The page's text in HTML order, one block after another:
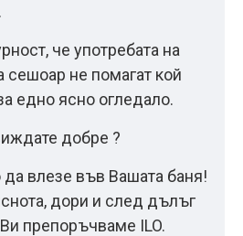
че употребата на
сешоар не помагат кой
едно ясно огледало.
добре ?
влезе във Вашата баня!
дори и след дълъг
препоръчваме ILO.